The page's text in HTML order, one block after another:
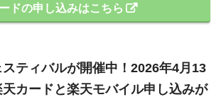
ドの申し込みはこちら
ティバルが開催中！2026年4月13
天カードと楽天モバイル申し込みが